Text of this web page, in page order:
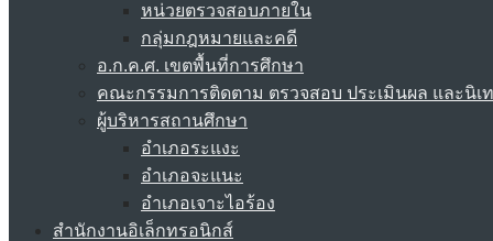
หน่วยตรวจสอบภายใน
กลุ่มกฎหมายและคดี
อ.ก.ค.ศ. เขตพื้นที่การศึกษา
คณะกรรมการติดตาม ตรวจสอบ ประเมินผล และนิเ
ผู้บริหารสถานศึกษา
อำเภอระแงะ
อำเภอจะแนะ
อำเภอเจาะไอร้อง
สำนักงานอิเล็กทรอนิกส์